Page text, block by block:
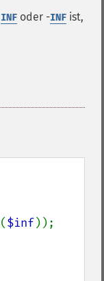
INF oder -INF ist,
($inf));